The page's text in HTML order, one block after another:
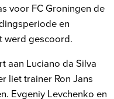
voor FC Groningen de
en
werd gescoord.
aan Luciano da Silva
liet trainer Ron Jans
Evgeniy Levchenko en